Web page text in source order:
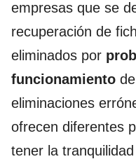
empresas que se
recuperación de
eliminados por
funcionamiento
eliminaciones
ofrecen diferentes
tener la